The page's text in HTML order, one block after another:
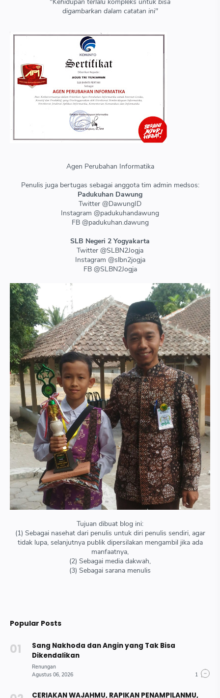
digambarkan dalam catatan ini"
Agen Perubahan Informatika
Penulis juga bertugas sebagai anggota tim admin medsos:
Padukuhan Dawung
Twitter @DawungID
Instagram @padukuhandawung
FB @padukuhan.dawung
SLB Negeri 2 Yogyakarta
Twitter @SLBN2Jogja
Instagram @slbn2jogja
FB @SLBN2Jogja
Tujuan dibuat blog ini:
(1) Sebagai nasehat dari penulis untuk diri penulis sendiri, agar
tidak lupa, selanjutnya publik dipersilakan mengambil jika ada
manfaatnya,
(2) Sebagai media dakwah,
(3) Sebagai sarana menulis
Popular Posts
Sang Nakhoda dan Angin yang Tak Bisa
Dikendalikan
CERIAKAN WAJAHMU, RAPIKAN PENAMPILANMU,